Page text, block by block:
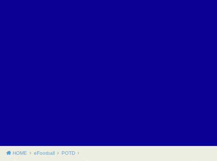
HOME eFootball POTD